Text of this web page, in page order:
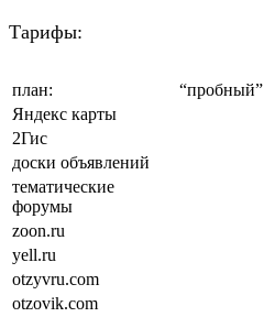
Тарифы:
план: “пробный”
Яндекс карты
2Гис
доски объявлений
тематические
форумы
zoon.ru
yell.ru
otzyvru.com
otzovik.com